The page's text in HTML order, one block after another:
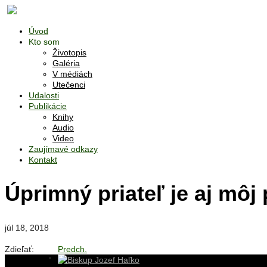
Úvod
Kto som
Životopis
Galéria
V médiách
Utečenci
Udalosti
Publikácie
Knihy
Audio
Video
Zaujímavé odkazy
Kontakt
Úprimný priateľ je aj môj
júl 18, 2018
Zdieľať:
Predch.